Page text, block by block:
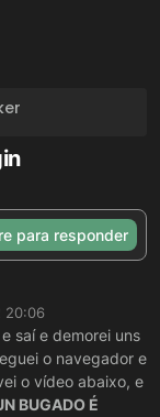
para responder
20:06
saí e demorei uns
o navegador e
o vídeo abaixo, e
BUGADO É